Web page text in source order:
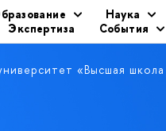
Наука
Экспертиза События
«Высшая